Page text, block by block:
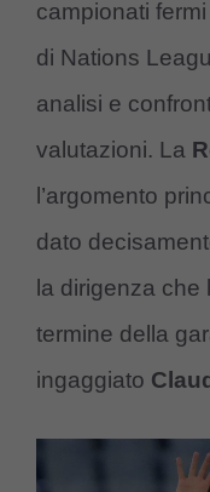
campionati
di Nations
analisi e
valutazioni. La
l’argomento
dato
la dirigenza che
termine della
ingaggiato